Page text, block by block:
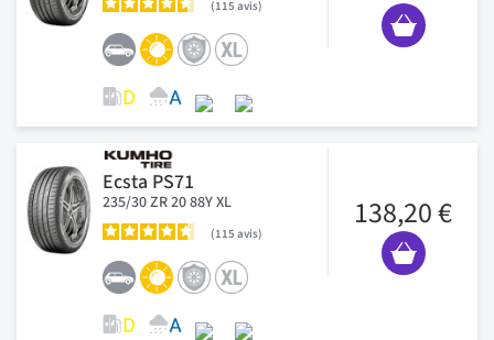
115 avis
Ecsta PS71
235/30 ZR 20 88Y XL
115 avis
138,20 €